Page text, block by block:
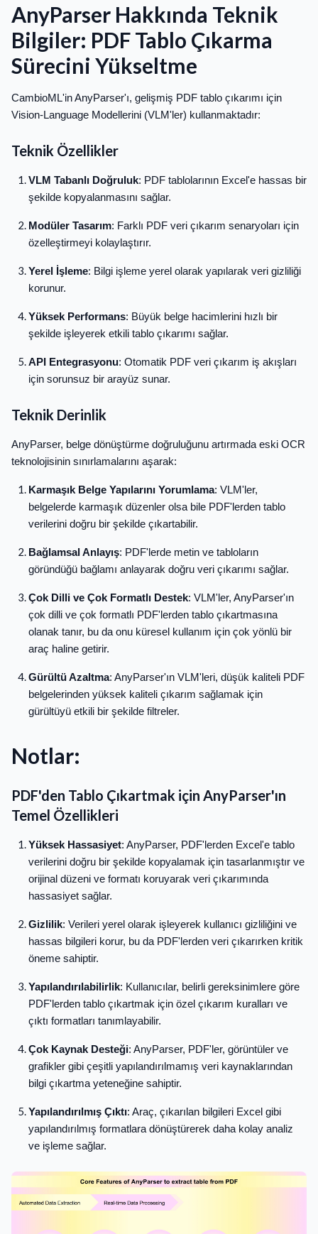
AnyParser Hakkında Teknik
Bilgiler: PDF Tablo Çıkarma
Sürecini Yükseltme
CambioML'in AnyParser'ı, gelişmiş PDF tablo çıkarımı için
Vision-Language Modellerini (VLM'ler) kullanmaktadır:
Teknik Özellikler
VLM Tabanlı Doğruluk: PDF tablolarının Excel'e hassas bir
şekilde kopyalanmasını sağlar.
Modüler Tasarım: Farklı PDF veri çıkarım senaryoları için
özelleştirmeyi kolaylaştırır.
Yerel İşleme: Bilgi işleme yerel olarak yapılarak veri gizliliği
korunur.
Yüksek Performans: Büyük belge hacimlerini hızlı bir
şekilde işleyerek etkili tablo çıkarımı sağlar.
API Entegrasyonu: Otomatik PDF veri çıkarım iş akışları
için sorunsuz bir arayüz sunar.
Teknik Derinlik
AnyParser, belge dönüştürme doğruluğunu artırmada eski OCR
teknolojisinin sınırlamalarını aşarak:
Karmaşık Belge Yapılarını Yorumlama: VLM'ler,
belgelerde karmaşık düzenler olsa bile PDF'lerden tablo
verilerini doğru bir şekilde çıkartabilir.
Bağlamsal Anlayış: PDF'lerde metin ve tabloların
göründüğü bağlamı anlayarak doğru veri çıkarımı sağlar.
Çok Dilli ve Çok Formatlı Destek: VLM'ler, AnyParser'ın
çok dilli ve çok formatlı PDF'lerden tablo çıkartmasına
olanak tanır, bu da onu küresel kullanım için çok yönlü bir
araç haline getirir.
Gürültü Azaltma: AnyParser'ın VLM'leri, düşük kaliteli PDF
belgelerinden yüksek kaliteli çıkarım sağlamak için
gürültüyü etkili bir şekilde filtreler.
Notlar:
PDF'den Tablo Çıkartmak için AnyParser'ın
Temel Özellikleri
Yüksek Hassasiyet: AnyParser, PDF'lerden Excel'e tablo
verilerini doğru bir şekilde kopyalamak için tasarlanmıştır ve
orijinal düzeni ve formatı koruyarak veri çıkarımında
hassasiyet sağlar.
Gizlilik: Verileri yerel olarak işleyerek kullanıcı gizliliğini ve
hassas bilgileri korur, bu da PDF'lerden veri çıkarırken kritik
öneme sahiptir.
Yapılandırılabilirlik: Kullanıcılar, belirli gereksinimlere göre
PDF'lerden tablo çıkartmak için özel çıkarım kuralları ve
çıktı formatları tanımlayabilir.
Çok Kaynak Desteği: AnyParser, PDF'ler, görüntüler ve
grafikler gibi çeşitli yapılandırılmamış veri kaynaklarından
bilgi çıkartma yeteneğine sahiptir.
Yapılandırılmış Çıktı: Araç, çıkarılan bilgileri Excel gibi
yapılandırılmış formatlara dönüştürerek daha kolay analiz
ve işleme sağlar.